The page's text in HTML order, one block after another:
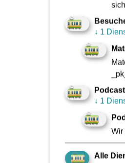
Damit Ihre
einer E-Mail
Der zusätzliche
Zur
Schriftverkehr,
↓ 1
Podcast
↓ 1
Wir
Alle